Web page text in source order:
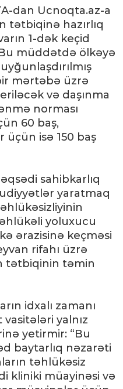
dan Ucnoqta.az-a
tətbiqinə hazırlıq
1-dək keçid
müddətdə ölkəyə
mərtəbə üzrə
və daşınma
norması
60 baş,
üçün isə 150 baş
sahibkarlıq
yaratmaq
yoluxucu
ərazisinə keçməsi
rifahı üzrə
tətbiqinin təmin
idxalı zamanı
yalnız
yetirmir: “Bu
baytarlıq nəzarəti
təhlükəsiz
kliniki müayinəsi və